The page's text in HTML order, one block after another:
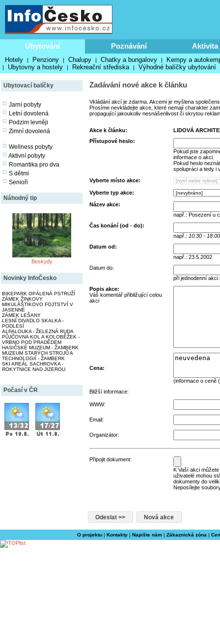
Ubytování Poznávání Aktivita
Hotely | Penziony | Chalupy | Chatky a bungalovy | Kempy a
| Ubytovny a hostely | Rekreační střediska | Výhodné balíčky ubytování
Ubytovací balíčky
Jarní pobyty
Letní dovolená
Podzim levněji
Zimní dovolená
Wellness pobyty
Aktivní pobyty
Romantika pro dva
S dětmi
Senioři
Náhodný tip
Beskydy
Novinky InfoČesko
BIKEPARK OPÁLENÁ PSTRUŽÍ
ZÁMEK ŽINKOVY
MIKULÁŠTÍKOVO FOJTSTVÍ V
JASENNÉ
ZÁMEK LEŠANY
LESNÍ DIVADLO SKALKA -
PODLESÍ
ALPALOUKA - ŽELEZNÁ RUDA
PŮJČOVNA KOL A KOLOBĚŽEK -
VRBNO POD PRADĚDEM
HASIČSKÉ MUZEUM - ŽAMBERK
MUZEUM STARÝCH STROJŮ A
TECHNOLOGIÍ - ŽAMBERK
SKI AREÁL SACHROVKA -
ROKYTNICE NAD JIZEROU
Počasí v ČR
Zadávání nové akce k článku
Vkládání akcí je zdarma. Akcemi je myšlena
Prosíme nevkládejte akce, které nemají charakter
propagující jakoukoliv nesnášenlivost či skrytou
Akce k článku:
LIDOVÁ
Přístupové heslo:
Pokud jste
informace o akci.
Pokud heslo
spolupráci a tedy i
Vyberte místo akce:
Vyberte typ akce:
Název akce:
např.: Posezení u
Čas konání (od - do):
např.: 10:30 - 18:00
Datum od:
např.: 23.5.2002
Datum do:
při jednodenní akci
Popis akce:
Váš komentář přibližující celou
akci
Cena:
(informace o ceně
Bližší informace:
WWW:
Email:
Organizátor:
Připojit dokument:
K Vaší akci
uživatelé mohou
dokumenty do
Neposílejte
O projektu| Kontakty| Napište nám| Zákaznická zóna |